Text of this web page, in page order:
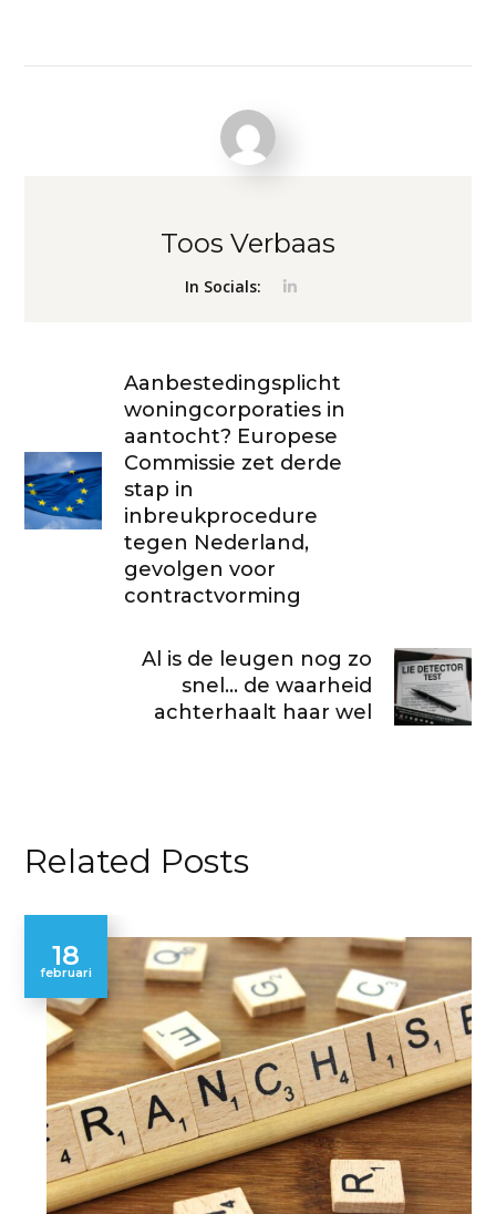
Toos Verbaas
In Socials:
Aanbestedingsplicht
woningcorporaties in
aantocht? Europese
Commissie zet derde
stap in
inbreukprocedure
tegen Nederland,
gevolgen voor
contractvorming
Al is de leugen nog zo
snel... de waarheid
achterhaalt haar wel
Related Posts
18
februari